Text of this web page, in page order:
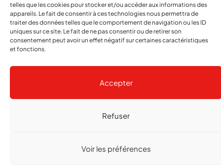
telles que les cookies pour stocker et/ou accéder aux informations des
appareils. Le fait de consentir à ces technologies nous permettra de
traiter des données telles que le comportement de navigation ou les ID
uniques sur ce site. Le fait de ne pas consentir ou de retirer son
consentement peut avoir un effet négatif sur certaines caractéristiques
et fonctions.
Accepter
Refuser
Voir les préférences